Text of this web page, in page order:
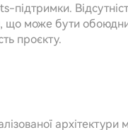
що може бути
проєкту.